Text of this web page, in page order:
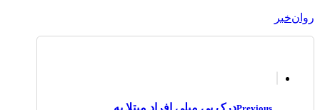
روان‌خبر
درک بی میلی افراد مبتلا به